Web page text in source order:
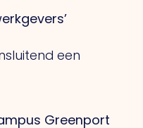
een
Greenport